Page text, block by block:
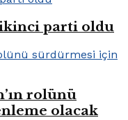
ikinci parti oldu
rolünü
olacak